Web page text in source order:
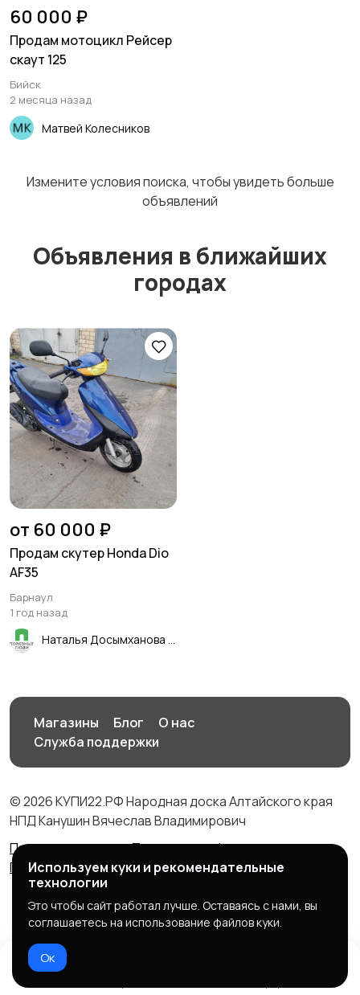
60 000 ₽
Продам мотоцикл Рейсер
скаут 125
Бийск
2 месяца назад
Матвей Колесников
Измените условия поиска, чтобы увидеть больше
объявлений
Объявления в ближайших
городах
от 60 000 ₽
Продам скутеp Ноndа Dio
AF35
Барнаул
1 год назад
Наталья Досымханова
Магазины Блог
О нас
Служба поддержки
© 2026 КУПИ22.РФ Народная доска Алтайского края
НПД Канушин Вячеслав Владимирович
Правила сервиса
Политика конфиденциальности
Политика использования cookie
Используем куки и рекомендательные
технологии
Это чтобы сайт работал лучше. Оставаясь с нами, вы
соглашаетесь на использование файлов куки.
Ок